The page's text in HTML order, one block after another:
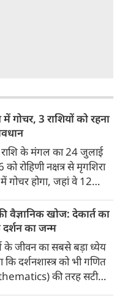
गोचर, 3 राशियों को रहना
के मंगल का 24 जुलाई
रोहिणी नक्षत्र से मृगशिरा
में गोचर होगा, जहां वे 12
के चलते 3 राशि के लोगों
अगस्त तक रहना होगा
चलिए जानते हैं कि किन
राशियों को रहना होगा
खोज: देकार्त का
का जन्म
के जीवन का सबसे बड़ा ध्येय
कि दर्शनशास्त्र को भी गणित
की तरह सटीक,